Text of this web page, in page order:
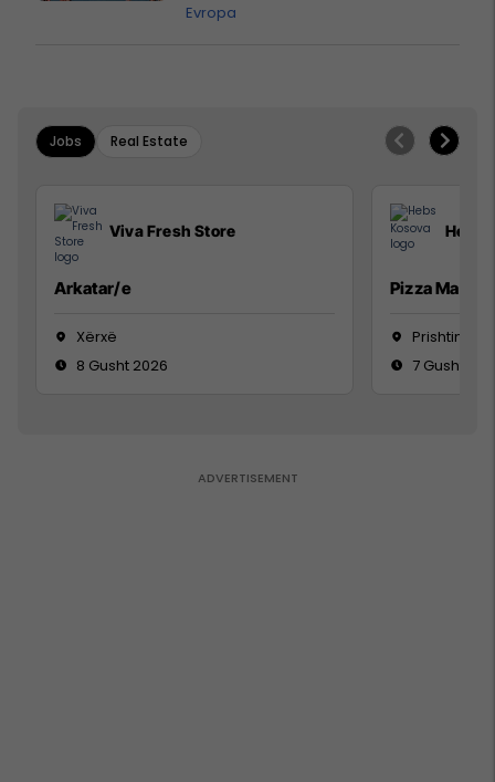
Evropa
Jobs Real Estate
Viva Fresh Store
Arkatar/e
Xërxë
8 Gusht 2026
Hebs
Pizza Man
Prishtinë
7 Gusht